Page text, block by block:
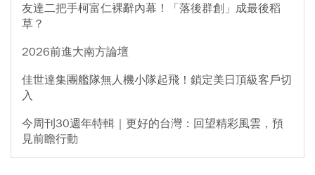
友達二把手柯富仁裸辭內幕！「落後群創」成最後稻
草？
2026前進大南方論壇
佳世達集團艦隊無人機小隊起飛！鎖定美日頂級客戶切
入
今周刊30週年特輯｜更好的台灣：回望精彩風雲，預
見前瞻行動